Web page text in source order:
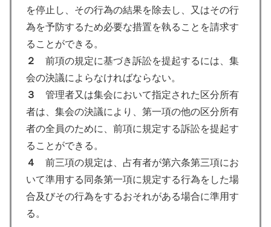
を停止し、その行為の結果を除去し、又はその行
為を予防するため必要な措置を執ることを請求す
ることができる。
２
前項の規定に基づき訴訟を提起するには、集
会の決議によらなければならない。
３
管理者又は集会において指定された区分所有
者は、集会の決議により、第一項の他の区分所有
者の全員のために、前項に規定する訴訟を提起す
ることができる。
４
前三項の規定は、占有者が第六条第三項にお
いて準用する同条第一項に規定する行為をした場
合及びその行為をするおそれがある場合に準用す
る。